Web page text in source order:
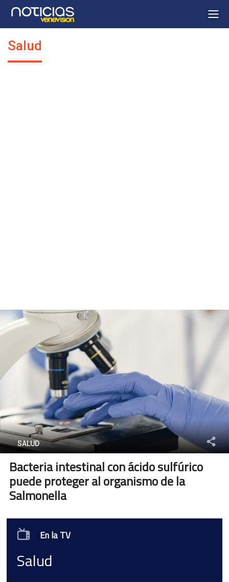
Salud
SALUD
Bacteria intestinal con ácido sulfúrico
puede proteger al organismo de la
Salmonella
En la TV
Salud